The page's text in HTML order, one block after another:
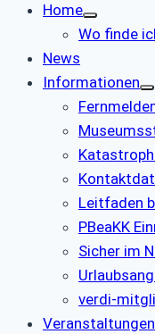
Home
Wo finde
News
Informationen
Leitfaden
PBeaKK
Sicher im
verdi-